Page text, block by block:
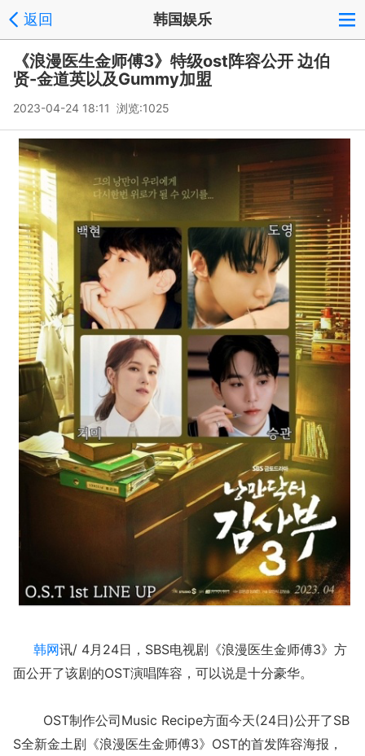
返回 韩国娱乐
《浪漫医生金师傅3》特级ost阵容公开 边伯
贤-金道英以及Gummy加盟
2023-04-24 18:11 浏览:1025
韩网讯/ 4月24日，SBS电视剧《浪漫医生金师傅3》方
面公开了该剧的OST演唱阵容，可以说是十分豪华。
OST制作公司Music Recipe方面今天(24日)公开了SB
S全新金土剧《浪漫医生金师傅3》OST的首发阵容海报，